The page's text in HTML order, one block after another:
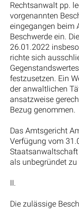
Rechtsanwalt pp.
vorgenannten
eingegangen beim
Beschwerde ein.
26.01.2022
richte sich
festzusetzen. Ein
der anwaltlichen
ansatzweise
Bezug genommen.
Das Amtsgericht
Verfügung vom
als unbegründet zu
II.
Die zulässige